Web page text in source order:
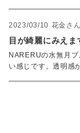
2023/03/10 花金さん
目が綺麗にみえま
NARERUの水無月
い感じです。透明感